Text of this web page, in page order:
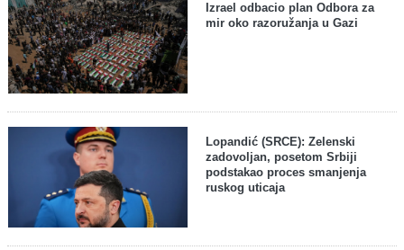
Izrael odbacio plan Odbora za
mir oko razoružanja u Gazi
Lopandić (SRCE): Zelenski
zadovoljan, posetom Srbiji
podstakao proces smanjenja
ruskog uticaja